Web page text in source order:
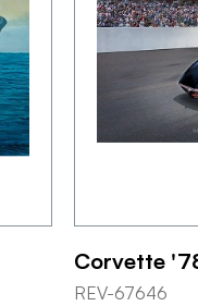
Corvette
REV-67646